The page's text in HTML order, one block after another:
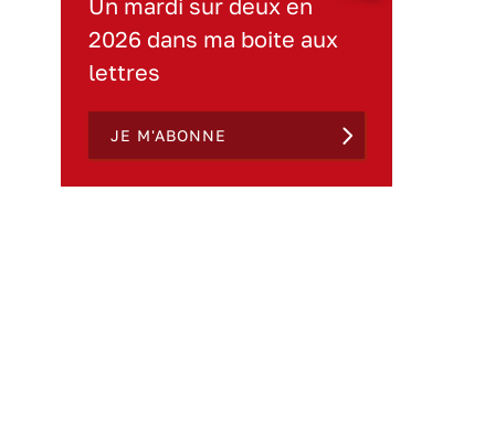
Un mardi sur deux en
2026 dans ma boite aux
lettres
JE M'ABONNE